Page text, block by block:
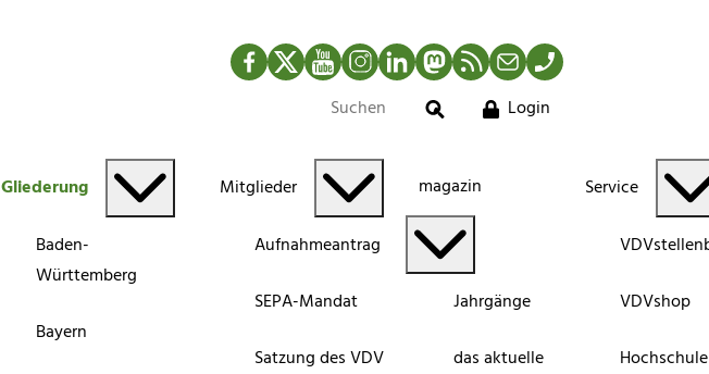
Facebook
TwitterYouTubeInstagram
LinkedInMastodonRSS-Newsfeed
MailTelefon
Suche
Login
Gliederung
Baden-
Württemberg
Bayern
Mitglieder
Aufnahmeantrag
SEPA-Mandat
Satzung des VDV
magazin
Jahrgänge
das aktuelle
Service
VDVshop